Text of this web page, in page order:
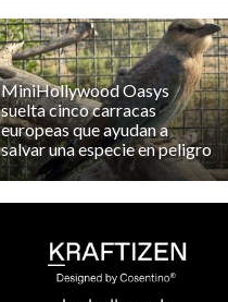
MiniHollywood Oasys
suelta cinco carracas
europeas que ayudan a
salvar una especie en peligro